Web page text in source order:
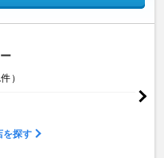
件）
を探す